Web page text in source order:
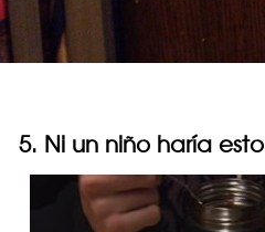
5. Ni un niño haría esto